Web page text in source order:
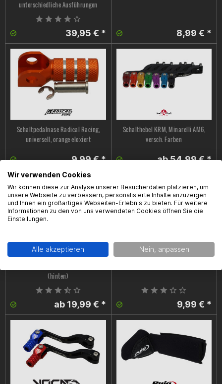
unterschiedliche Ausführungen
39,95 € * 8,99 € *
Schaltpedalnase Radical Racing,
universell, orange eloxiert
9,99 € *
Schalthebel KRM, Minarelli AM6,
versch. Farben
ab 54,99 € *
Bremszylindercover Doppler,
(hinten)
ab 19,99 € *
Schaltpedalnase Voca, Minarelli AM6,
9,99 € *
Wir verwenden Cookies
Wir können diese zur Analyse unserer Besucherdaten platzieren, um
unsere Webseite zu verbessern, personalisierte Inhalte anzuzeigen
und Ihnen ein großartiges Webseiten-Erlebnis zu bieten. Für weitere
Informationen zu den von uns verwendeten Cookies öffnen Sie die
Einstellungen.
Alle akzeptieren Nein, anpassen